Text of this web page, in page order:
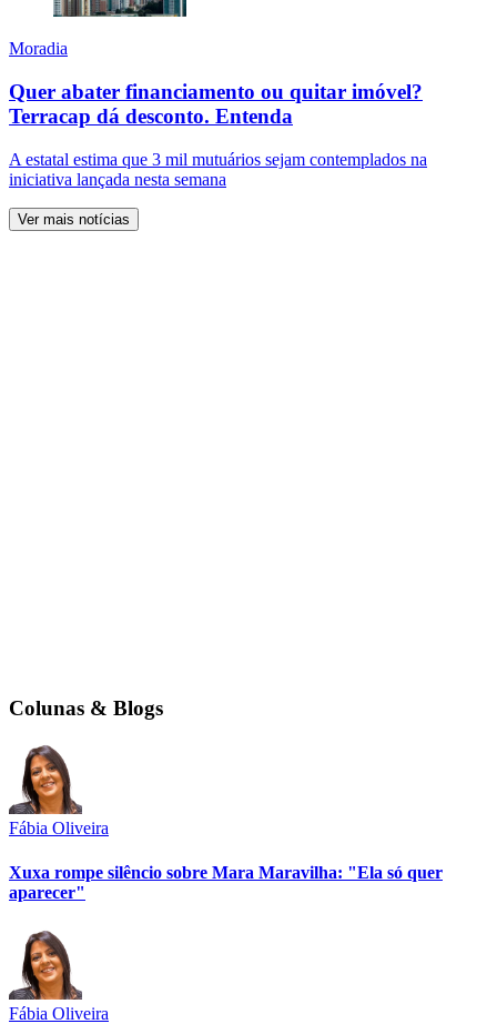
Moradia
Quer abater financiamento ou quitar imóvel?
Terracap dá desconto. Entenda
A estatal estima que 3 mil mutuários sejam contemplados na
iniciativa lançada nesta semana
Ver mais notícias
Colunas & Blogs
Fábia Oliveira
Xuxa rompe silêncio sobre Mara Maravilha: "Ela só quer
aparecer"
Fábia Oliveira